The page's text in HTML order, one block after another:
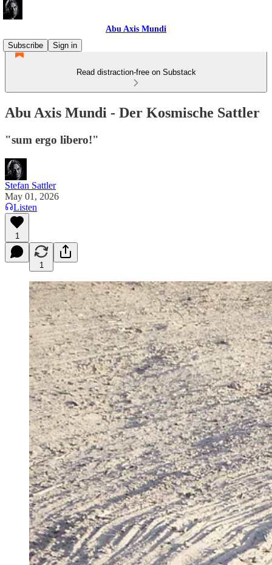
Abu Axis Mundi
Subscribe
Sign in
Read distraction-free on Substack
Abu Axis Mundi - Der Kosmische Sattler
"sum ergo libero!"
Stefan Sattler
May 01, 2026
Listen
1
1